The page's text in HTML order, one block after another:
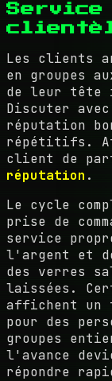
Les clients
en groupes
de leur tête
Discuter
réputation
répétitifs.
client de
réputation .
Le cycle
prise de
service
l'argent et
des verres
laissées.
affichent un
pour des
groupes
l'avance
répondre